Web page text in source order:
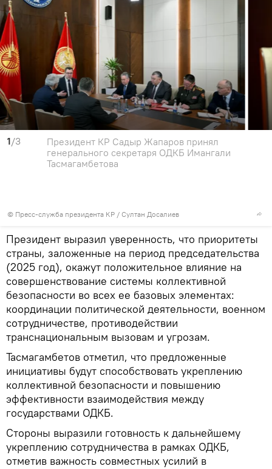
1/3
© Пресс-служба президента КР / Султан Досалиев
Президент КР Садыр Жапаров принял
генерального секретаря ОДКБ Имангали
Тасмагамбетова
Президент выразил уверенность, что приоритеты
страны, заложенные на период председательства
(2025 год), окажут положительное влияние на
совершенствование системы коллективной
безопасности во всех ее базовых элементах:
координации политической деятельности, военном
сотрудничестве, противодействии
транснациональным вызовам и угрозам.
Тасмагамбетов отметил, что предложенные
инициативы будут способствовать укреплению
коллективной безопасности и повышению
эффективности взаимодействия между
государствами ОДКБ.
Стороны выразили готовность к дальнейшему
укреплению сотрудничества в рамках ОДКБ,
отметив важность совместных усилий в